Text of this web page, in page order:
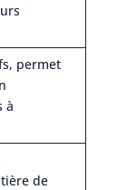
permet
à
de